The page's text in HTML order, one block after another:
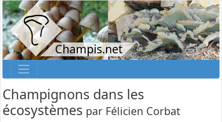
Champis.net
Champignons dans les
écosystèmes par Félicien Corbat